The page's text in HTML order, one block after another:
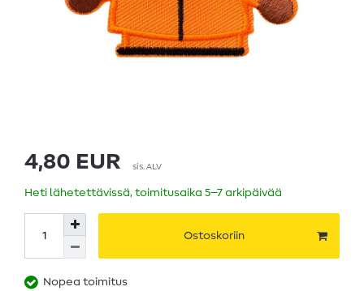
4,80 EUR sis. ALV
Heti lähetettävissä, toimitusaika 5–7 arkipäivää
Ostoskoriin
Nopea toimitus